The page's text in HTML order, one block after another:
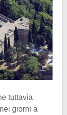
tuttavia
giorni a